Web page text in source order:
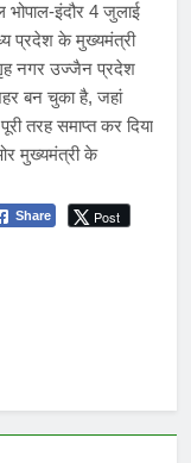
भोपाल-इंदौर 4 जुलाई
प्रदेश के मुख्यमंत्री
नगर उज्जैन प्रदेश
बन चुका है, जहां
तरह समाप्त कर दिया
मुख्यमंत्री के
Share Post